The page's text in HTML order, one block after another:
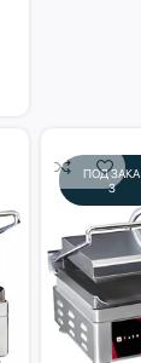
ПОД ЗАКА
З